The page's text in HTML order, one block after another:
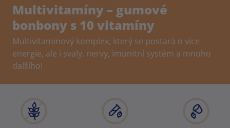
Multivitamíny – gumové
bonbony s 10 vitamíny
Multivitaminový komplex, který se postará o více
energie, ale i svaly, nervy, imunitní systém a mnoho
dalšího!